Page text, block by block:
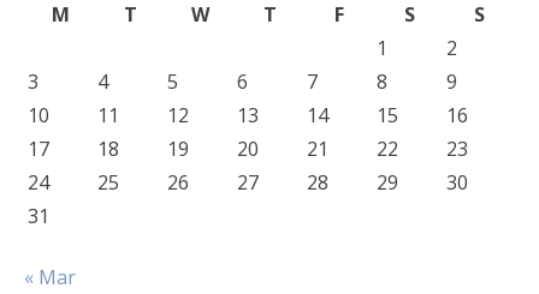
M
T W T F S
S
1
2
3
4 5 6 7 8
9
10
11 12 13 14 15
16
17
18 19 20 21 22
23
24
25 26 27 28 29
30
31
« Mar